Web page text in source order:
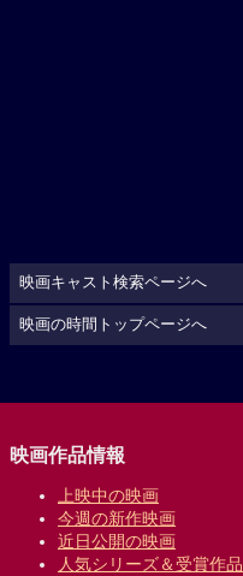
映画キャスト検索ページへ
映画の時間トップページへ
映画作品情報
上映中の映画
今週の新作映画
近日公開の映画
人気シリーズ＆受賞作品